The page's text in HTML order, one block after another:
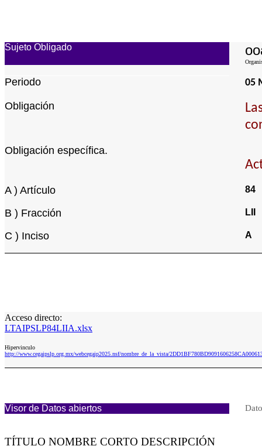
Sujeto Obligado
Periodo 05
Obligación
Obligación específica.
A ) Artículo 84
B ) Fracción LII
C ) Inciso A
Acceso directo:
LTAIPSLP84LIIA.xlsx
Hipervinculo
http://www.cegaipslp.org.mx/webcegaip2025.nsf/nombre_de_la_vista/
Visor de Datos abiertos
TÍTULO NOMBRE CORTO DESCRIPCIÓN